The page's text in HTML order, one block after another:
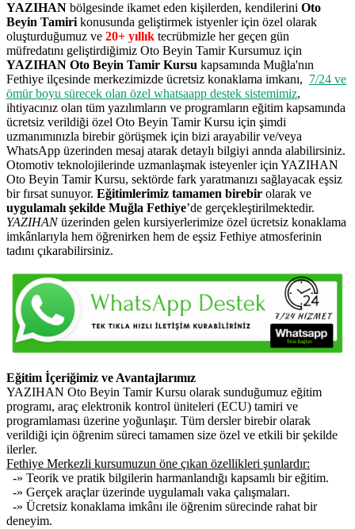
YAZIHAN bölgesinde ikamet eden kişilerden, kendilerini Oto
Beyin Tamiri konusunda geliştirmek istyenler için özel olarak
oluşturduğumuz ve 20+ yıllık tecrübmizle her geçen gün
müfredatını geliştirdiğimiz Oto Beyin Tamir Kursumuz için
YAZIHAN Oto Beyin Tamir Kursu kapsamında Muğla'nın
Fethiye ilçesinde merkezimizde ücretsiz konaklama imkanı, 7/24 ve
ömür boyu sürecek olan özel whatsaapp destek sistemimiz,
ihtiyacınız olan tüm yazılımların ve programların eğitim kapsamında
ücretsiz verildiği özel Oto Beyin Tamir Kursu için şimdi
uzmanımınızla birebir görüşmek için bizi arayabilir ve/veya
WhatsApp üzerinden mesaj atarak detaylı bilgiyi annda alabilirsiniz.
Otomotiv teknolojilerinde uzmanlaşmak isteyenler için YAZIHAN
Oto Beyin Tamir Kursu, sektörde fark yaratmanızı sağlayacak eşsiz
bir fırsat sunuyor. Eğitimlerimiz tamamen birebir olarak ve
uygulamalı şekilde Muğla Fethiye’de gerçekleştirilmektedir.
YAZIHANüzerinden gelen kursiyerlerimize özel ücretsiz konaklama
imkânlarıyla hem öğrenirken hem de eşsiz Fethiye atmosferinin
tadını çıkarabilirsiniz.
Eğitim İçeriğimiz ve Avantajlarımız
YAZIHAN Oto Beyin Tamir Kursu olarak sunduğumuz eğitim
programı, araç elektronik kontrol üniteleri (ECU) tamiri ve
programlaması üzerine yoğunlaşır. Tüm dersler birebir olarak
verildiği için öğrenim süreci tamamen size özel ve etkili bir şekilde
ilerler.
Fethiye Merkezli kursumuzun öne çıkan özellikleri şunlardır:
-» Teorik ve pratik bilgilerin harmanlandığı kapsamlı bir eğitim.
-» Gerçek araçlar üzerinde uygulamalı vaka çalışmaları.
-» Ücretsiz konaklama imkânı ile öğrenim sürecinde rahat bir
deneyim.